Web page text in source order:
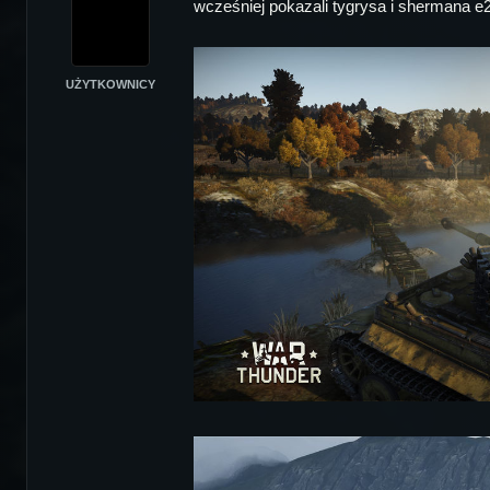
UŻYTKOWNICY
wcześniej pokazali tygrysa i shermana